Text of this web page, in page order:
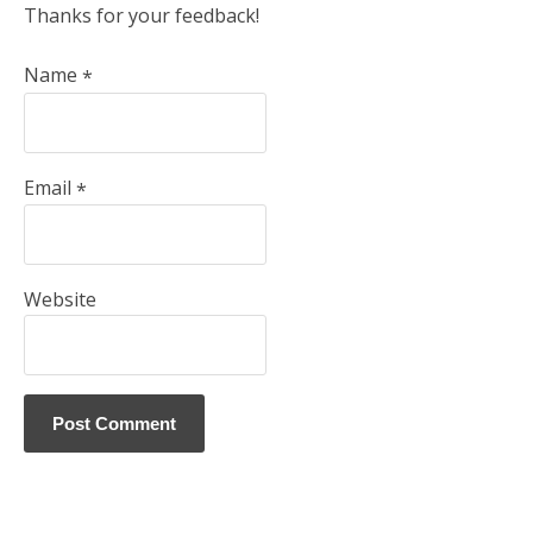
Thanks for your feedback!
Name *
Email *
Website